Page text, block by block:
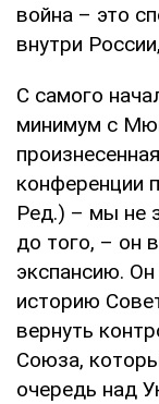
война – это
внутри
С самого
минимум с
конференции
Ред.) – мы не
до того, – он
экспансию.
историю
вернуть
Союза,
очередь над